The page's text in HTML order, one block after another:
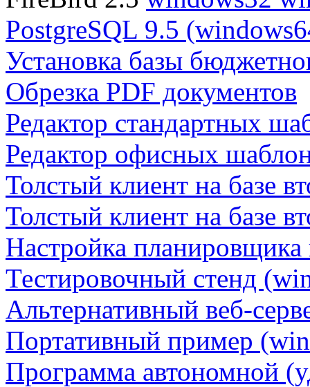
PostgreSQL 9.5
Установка базы
Обрезка PDF документов
Редактор стандартных
Редактор офисных
Толстый клиент на базе
Толстый клиент на базе
Настройка
Тестировочный стенд
Альтернативный веб-
Портативный пример
Программа автономной